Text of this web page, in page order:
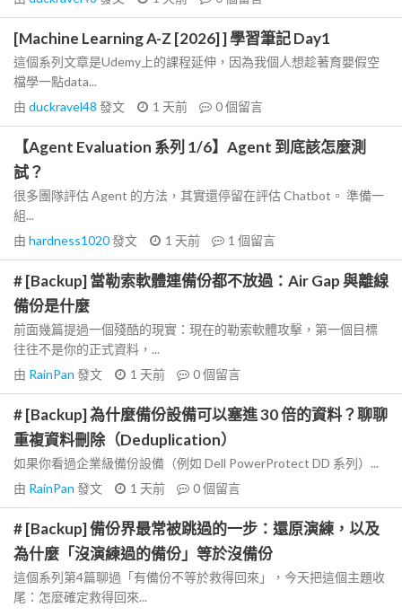
[Machine Learning A-Z [2026] ] 學習筆記 Day1
這個系列文章是Udemy上的課程延伸，因為我個人想趁著育嬰假空
檔學一點data...
由 duckravel48 發文 1 天前 0個留言
【Agent Evaluation 系列 1/6】Agent 到底該怎麼測
試？
很多團隊評估 Agent 的方法，其實還停留在評估 Chatbot。 準備一
組...
由 hardness1020發文 1 天前 1 個留言
# [Backup] 當勒索軟體連備份都不放過：Air Gap 與離線
備份是什麼
前面幾篇提過一個殘酷的現實：現在的勒索軟體攻擊，第一個目標
往往不是你的正式資料，...
由 RainPan 發文 1 天前 0個留言
# [Backup] 為什麼備份設備可以塞進 30 倍的資料？聊聊
重複資料刪除（Deduplication）
如果你看過企業級備份設備（例如 Dell PowerProtect DD 系列）...
由 RainPan 發文 1 天前 0個留言
# [Backup] 備份界最常被跳過的一步：還原演練，以及
為什麼「沒演練過的備份」等於沒備份
這個系列第4篇聊過「有備份不等於救得回來」，今天把這個主題收
尾：怎麼確定救得回來...